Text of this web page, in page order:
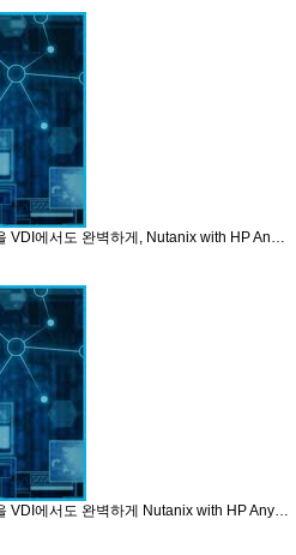
VDI에서도 완벽하게, Nutanix with HP An…
VDI에서도 완벽하게 Nutanix with HP Any…